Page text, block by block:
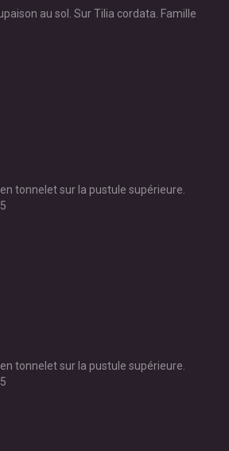
au sol. Sur Tilia cordata. Famille
tonnelet sur la pustule supérieure.
tonnelet sur la pustule supérieure.